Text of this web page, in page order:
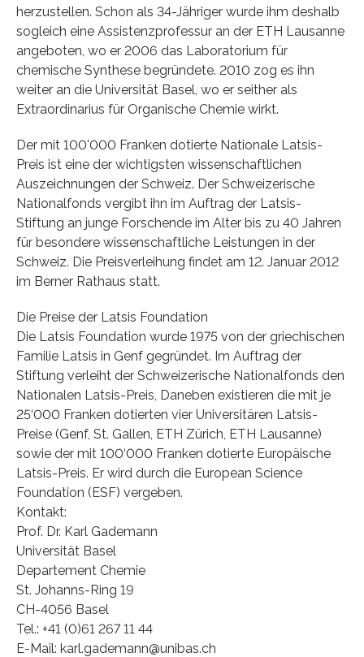
herzustellen. Schon als 34-Jähriger wurde ihm deshalb
sogleich eine Assistenzprofessur an der ETH Lausanne
angeboten, wo er 2006 das Laboratorium für
chemische Synthese begründete. 2010 zog es ihn
weiter an die Universität Basel, wo er seither als
Extraordinarius für Organische Chemie wirkt.
Der mit 100'000 Franken dotierte Nationale Latsis-
Preis ist eine der wichtigsten wissenschaftlichen
Auszeichnungen der Schweiz. Der Schweizerische
Nationalfonds vergibt ihn im Auftrag der Latsis-
Stiftung an junge Forschende im Alter bis zu 40 Jahren
für besondere wissenschaftliche Leistungen in der
Schweiz. Die Preisverleihung findet am 12. Januar 2012
im Berner Rathaus statt.
Die Preise der Latsis Foundation
Die Latsis Foundation wurde 1975 von der griechischen
Familie Latsis in Genf gegründet. Im Auftrag der
Stiftung verleiht der Schweizerische Nationalfonds den
Nationalen Latsis-Preis, Daneben existieren die mit je
25‘000 Franken dotierten vier Universitären Latsis-
Preise (Genf, St. Gallen, ETH Zürich, ETH Lausanne)
sowie der mit 100‘000 Franken dotierte Europäische
Latsis-Preis. Er wird durch die European Science
Foundation (ESF) vergeben.
Kontakt:
Prof. Dr. Karl Gademann
Universität Basel
Departement Chemie
St. Johanns-Ring 19
CH-4056 Basel
Tel.: +41 (0)61 267 11 44
E-Mail: karl.gademann@unibas.ch